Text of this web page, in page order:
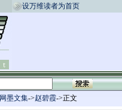
设万维读者为首页
网墨文集->赵碧霞->正文